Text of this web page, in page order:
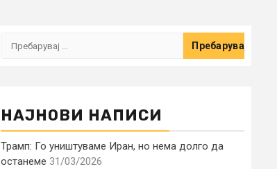
Пребарувај
НАЈНОВИ НАПИСИ
Трамп: Го уништуваме Иран, но нема долго да
останеме 31/03/2026